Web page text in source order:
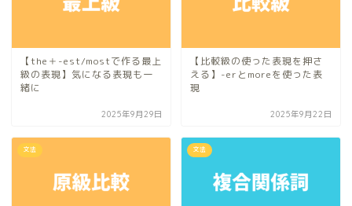
【the＋-est/mostで作る最上
級の表現】気になる表現も一
緒に
2025年9月29日
【比較級の使った表現を押さ
える】-erとmoreを使った表
現
2025年9月22日
文法 文法